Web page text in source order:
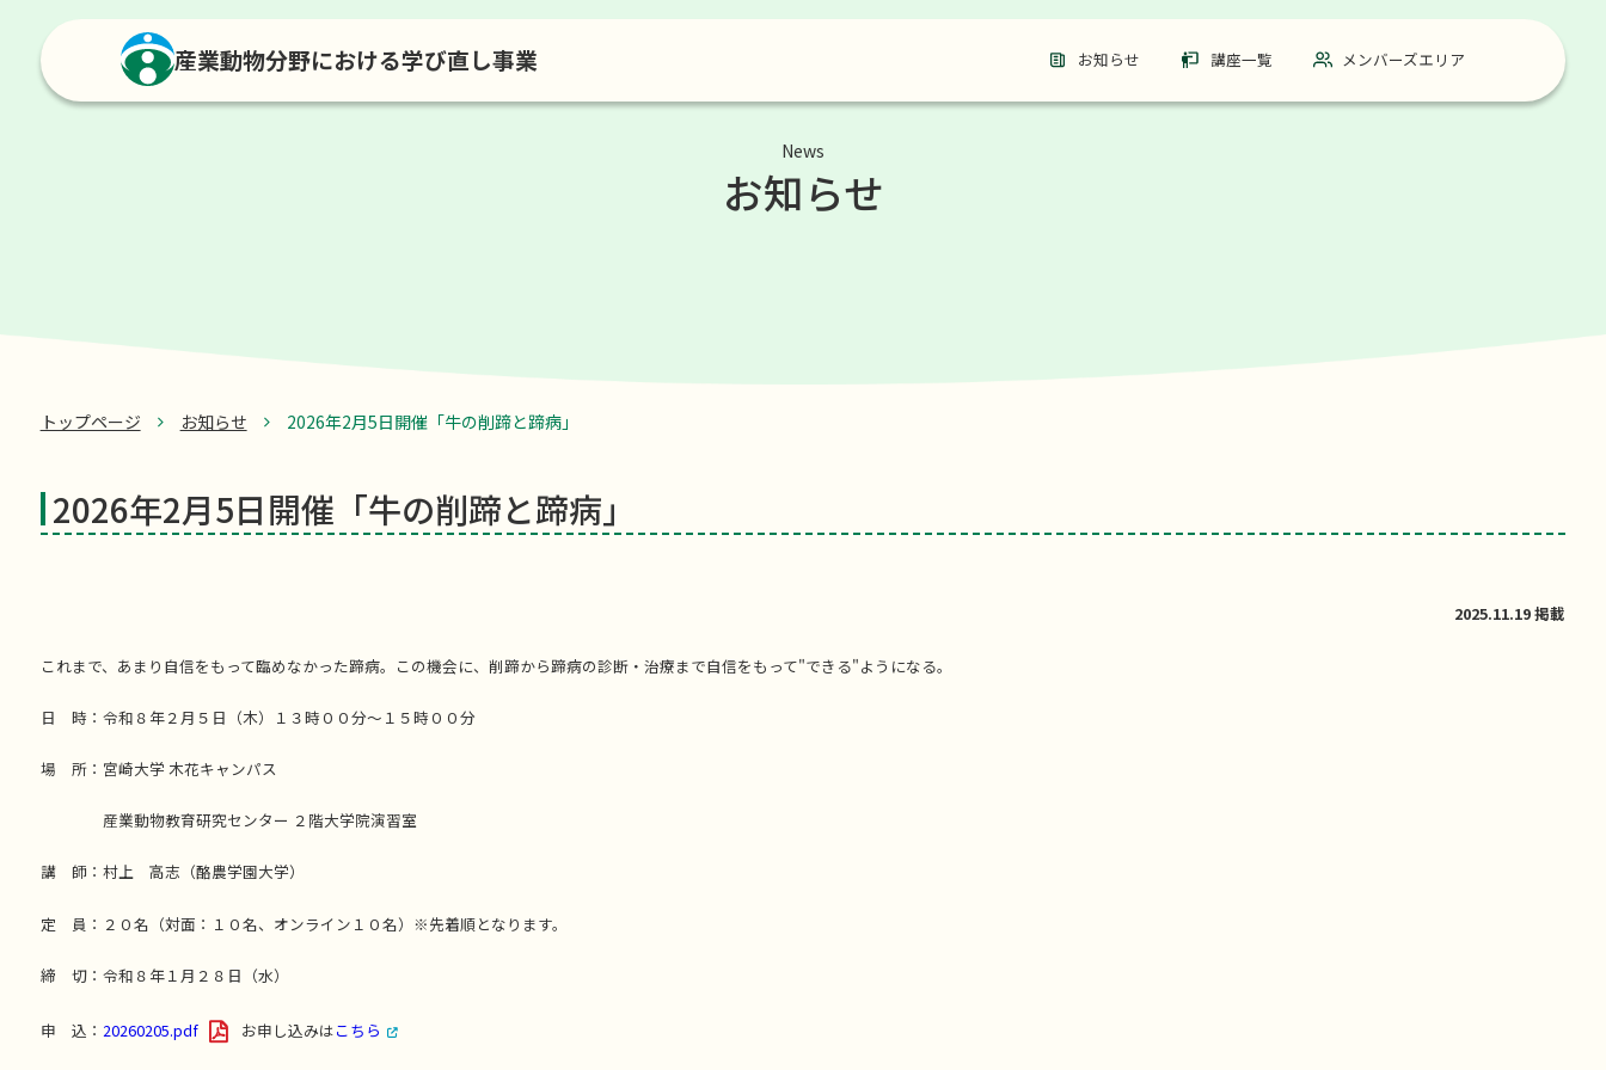
産業動物分野における学び直し事業 お知らせ 講座一覧 メンバーズエリア
News
お知らせ
トップページ お知らせ 2026年2月5日開催「牛の削蹄と蹄病」
2026年2月5日開催「牛の削蹄と蹄病」
2025.11.19 掲載
これまで、あまり自信をもって臨めなかった蹄病。この機会に、削蹄から蹄病の診断・治療まで自信をもって"できる"ようになる。
日 時：令和８年２月５日（木）１３時００分～１５時００分
場 所：宮崎大学 木花キャンパス
産業動物教育研究センター ２階大学院演習室
講 師：村上 高志（酪農学園大学）
定 員：２０名（対面：１０名、オンライン１０名）※先着順となります。
締 切：令和８年１月２８日（水）
申 込： 20260205.pdf お申し込みはこちら